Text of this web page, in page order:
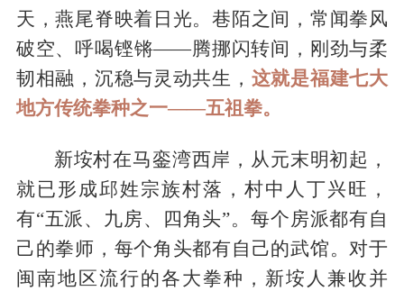
天，燕尾脊映着日光。巷陌之间，常闻拳风
破空、呼喝铿锵——腾挪闪转间，刚劲与柔
韧相融，沉稳与灵动共生， 这就是福建七大
地方传统拳种之一——五祖拳。
新垵村在马銮湾西岸，从元末明初起，
就已形成邱姓宗族村落，村中人丁兴旺，
有“五派、九房、四角头”。每个房派都有自
己的拳师，每个角头都有自己的武馆。对于
闽南地区流行的各大拳种，新垵人兼收并